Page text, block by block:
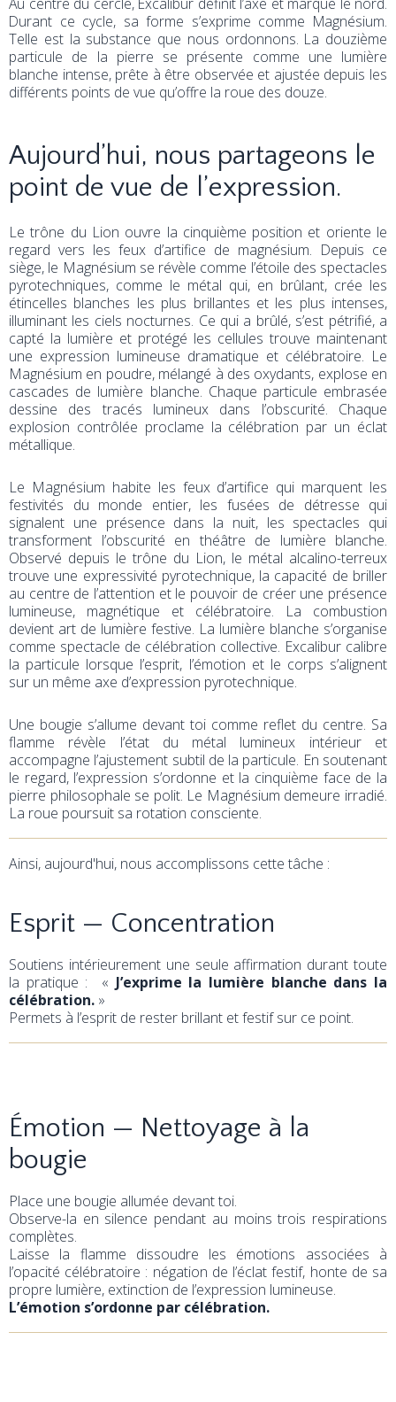
Durant ce cycle, sa forme s’exprime comme Magnésium.
Telle est la substance que nous ordonnons. La douzième
particule de la pierre se présente comme une lumière
blanche intense, prête à être observée et ajustée depuis les
différents points de vue qu’offre la roue des douze.
Aujourd’hui, nous partageons le
point de vue de l’expression.
Le trône du Lion ouvre la cinquième position et oriente le
regard vers les feux d’artifice de magnésium. Depuis ce
siège, le Magnésium se révèle comme l’étoile des spectacles
pyrotechniques, comme le métal qui, en brûlant, crée les
étincelles blanches les plus brillantes et les plus intenses,
illuminant les ciels nocturnes. Ce qui a brûlé, s’est pétrifié, a
capté la lumière et protégé les cellules trouve maintenant
une expression lumineuse dramatique et célébratoire. Le
Magnésium en poudre, mélangé à des oxydants, explose en
cascades de lumière blanche. Chaque particule embrasée
dessine des tracés lumineux dans l’obscurité. Chaque
explosion contrôlée proclame la célébration par un éclat
métallique.
Le Magnésium habite les feux d’artifice qui marquent les
festivités du monde entier, les fusées de détresse qui
signalent une présence dans la nuit, les spectacles qui
transforment l’obscurité en théâtre de lumière blanche.
Observé depuis le trône du Lion, le métal alcalino-terreux
trouve une expressivité pyrotechnique, la capacité de briller
au centre de l’attention et le pouvoir de créer une présence
lumineuse, magnétique et célébratoire. La combustion
devient art de lumière festive. La lumière blanche s’organise
comme spectacle de célébration collective. Excalibur calibre
la particule lorsque l’esprit, l’émotion et le corps s’alignent
sur un même axe d’expression pyrotechnique.
Une bougie s’allume devant toi comme reflet du centre. Sa
flamme révèle l’état du métal lumineux intérieur et
accompagne l’ajustement subtil de la particule. En soutenant
le regard, l’expression s’ordonne et la cinquième face de la
pierre philosophale se polit. Le Magnésium demeure irradié.
La roue poursuit sa rotation consciente.
Ainsi, aujourd'hui, nous accomplissons cette tâche :
Esprit — Concentration
Soutiens intérieurement une seule affirmation durant toute
la pratique : « J’exprime la lumière blanche dans la
célébration. »
Permets à l’esprit de rester brillant et festif sur ce point.
Émotion — Nettoyage à la
bougie
Place une bougie allumée devant toi.
Observe-la en silence pendant au moins trois respirations
complètes.
Laisse la flamme dissoudre les émotions associées à
l’opacité célébratoire : négation de l’éclat festif, honte de sa
propre lumière, extinction de l’expression lumineuse.
L’émotion s’ordonne par célébration.